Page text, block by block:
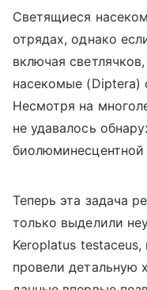
Светящиеся
отрядах, однако
включая
насекомые (Diptera)
Несмотря на
не удавалось
Теперь эта задача
только выделили
Keroplatus
провели детальную